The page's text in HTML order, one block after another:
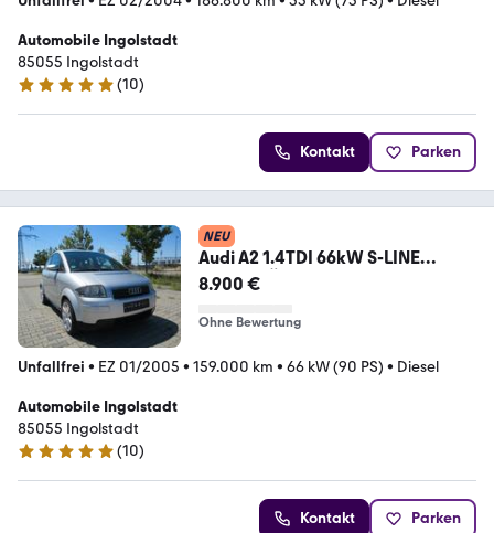
Automobile Ingolstadt
85055 Ingolstadt
5 Sterne
(10)
Kontakt Parken
NEU
Audi A2 1.4TDI 66kW S-LINE
1.Hand TÜV NEU
8.900 €
Ohne Bewertung
Unfallfrei • EZ 01/2005 • 159.000 km • 66 kW (90 PS) • Diesel
Automobile Ingolstadt
85055 Ingolstadt
5 Sterne
(10)
Kontakt Parken